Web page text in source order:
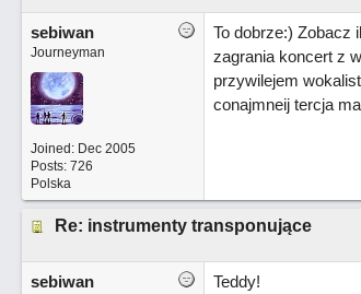
sebiwan
Journeyman
Joined: Dec 2005
Posts: 726
Polska
To dobrze:) Zobacz
zagrania koncert z
przywilejem
conajmneij tercja
Re: instrumenty transponujące
sebiwan Teddy!